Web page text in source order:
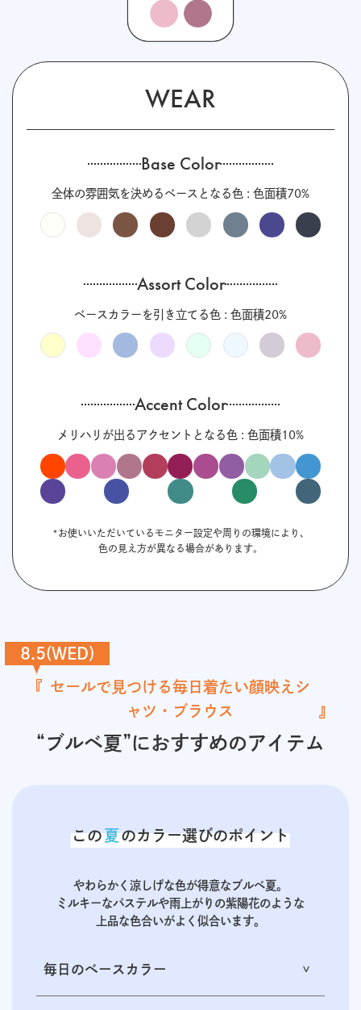
WEAR
Base Color
全体の雰囲気を決めるベースとなる色 : 色面積70%
Assort Color
ベースカラーを引き立てる色 : 色面積20%
Accent Color
メリハリが出るアクセントとなる色 : 色面積10%
*お使いいただいているモニター設定や周りの環境により、
色の見え方が異なる場合があります。
8.5(WED)
セールで見つける毎日着たい顔映えシ
ャツ・ブラウス
“ブルベ夏”におすすめのアイテム
この夏のカラー選びのポイント
やわらかく涼しげな色が得意なブルベ夏。
ミルキーなパステルや雨上がりの紫陽花のような
上品な色合いがよく似合います。
毎日のベースカラー